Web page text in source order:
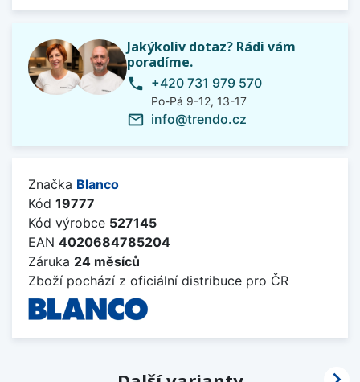
Jakýkoliv dotaz? Rádi vám
poradíme.
phone +420 731 979 570
Po-Pá 9-12, 13-17
mail_outline info@trendo.cz
Značka Blanco
Kód 19777
Kód výrobce 527145
EAN 4020684785204
Záruka 24 měsíců
Zboží pochází z oficiální distribuce pro ČR